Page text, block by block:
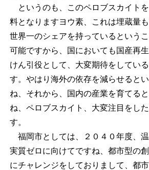
というのも、このペロブスカイト
料となりますヨウ素、これは埋蔵量
世界一のシェアを持っているという
可能ですから、国においても国産再
けん引役として、大変期待をしてい
す。やはり海外の依存を減らせると
ね、それから、国内の産業を育てる
ね、ペロブスカイト、大変注目をし
す。
福岡市としては、２０４０年度、
実質ゼロに向けてですね、都市型の
にチャレンジをしておりまして、都